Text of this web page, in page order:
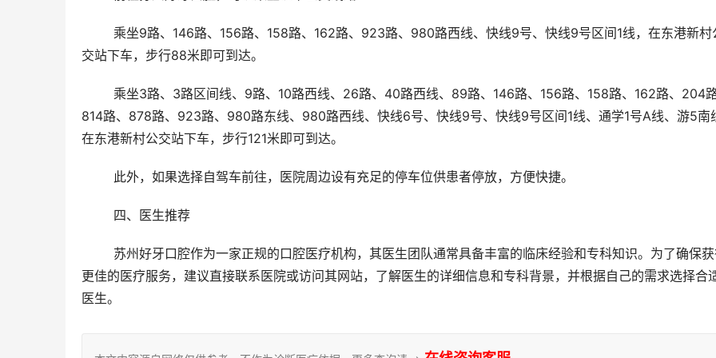
交站下车，步行88米即可到达。
814路、878路、923路、980路东线、980路西线、快线6号、快线9号、快线9号区间1线、通学1号A线、游5南
在东港新村公交站下车，步行121米即可到达。
	此外，如果选择自驾车前往，医院周边设有充足的停车位供患者停放，方便快捷。
	四、医生推荐
更佳的医疗服务，建议直接联系医院或访问其网站，了解医生的详细信息和专科背景，并根据自己的需求选择合
医生。